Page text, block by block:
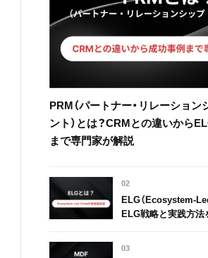
PRM（パートナー・リレーション
ント）とは？CRMとの違いから
まで専門家が解説
02
ELG（Ecosystem-
ELG戦略と実践方法
03